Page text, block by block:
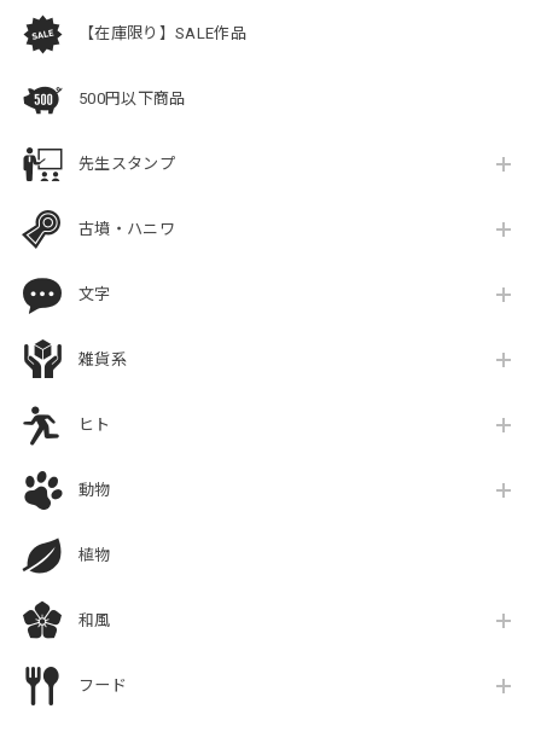
【在庫限り】SALE作品
500円以下商品
先生スタンプ
古墳・ハニワ
文字
雑貨系
ヒト
動物
植物
和風
フード